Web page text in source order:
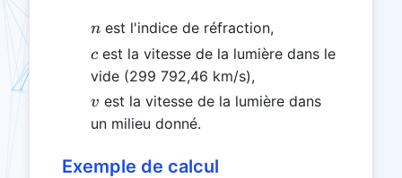
n
n est l'indice de réfraction,
c
c est la vitesse de la lumière dans le
vide (299 792,46 km/s),
v
v est la vitesse de la lumière dans
un milieu donné.
Exemple de calcul